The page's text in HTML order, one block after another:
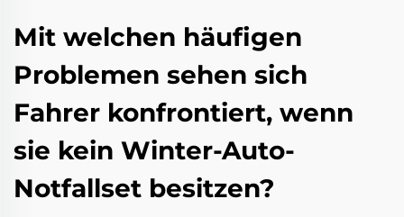
Mit welchen häufigen
Problemen sehen sich
Fahrer konfrontiert, wenn
sie kein Winter-Auto-
Notfallset besitzen?